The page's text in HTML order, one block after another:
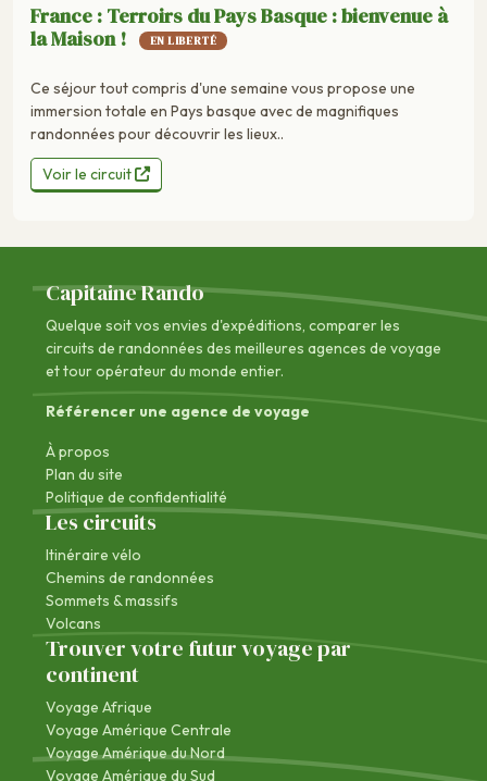
France : Terroirs du Pays Basque : bienvenue à
la Maison !
EN LIBERTÉ
Ce séjour tout compris d'une semaine vous propose une
immersion totale en Pays basque avec de magnifiques
randonnées pour découvrir les lieux..
Voir le circuit
Capitaine Rando
Quelque soit vos envies d'expéditions, comparer les
circuits de randonnées des meilleures agences de voyage
et tour opérateur du monde entier.
Référencer une agence de voyage
À propos
Plan du site
Politique de confidentialité
Les circuits
Itinéraire vélo
Chemins de randonnées
Sommets & massifs
Volcans
Trouver votre futur voyage par
continent
Voyage Afrique
Voyage Amérique Centrale
Voyage Amérique du Nord
Voyage Amérique du Sud